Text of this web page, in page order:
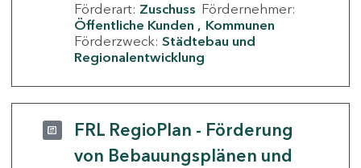
Förderart: Zuschuss Fördernehmer:
Öffentliche Kunden
Kommunen
Förderzweck: Städtebau und
Regionalentwicklung
FRL RegioPlan - Förderung
von Bebauungsplänen und